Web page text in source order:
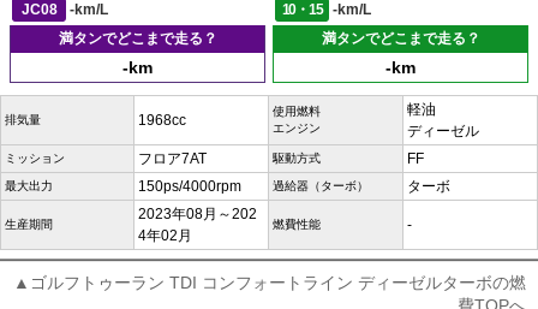
JC08
-km/L 10・15
-km/L
満タンでどこまで走る？
-km
満タンでどこまで走る？
-km
排気量 1968cc
使用燃料
エンジン
軽油
ディーゼル
ミッション フロア7AT 駆動方式 FF
最大出力 150ps/4000rpm 過給器（ターボ） ターボ
生産期間
2023年08月～202
4年02月
燃費性能 -
▲ゴルフトゥーラン TDI コンフォートライン ディーゼルターボの燃